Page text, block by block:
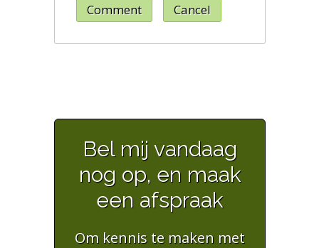
Comment Cancel
Bel mij vandaag
nog op, en maak
een afspraak
Om kennis te maken met